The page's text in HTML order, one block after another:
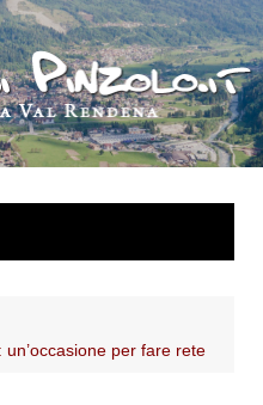
per fare rete